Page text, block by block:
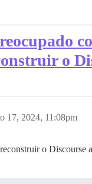
o
17, 2024, 11:08pm
o Discourse